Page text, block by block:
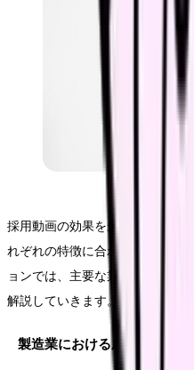
採用動画の効果を最大化するた
れぞれの特徴に合わせた戦略を
ョンでは、主要な業界別の効果
解説していきます。
製造業における成功戦略